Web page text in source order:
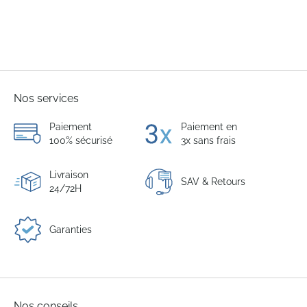
Nos services
Paiement
100% sécurisé
Paiement en
3x sans frais
Livraison
24/72H
SAV & Retours
Garanties